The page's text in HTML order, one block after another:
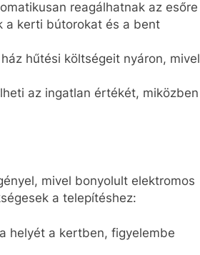
reagálhatnak az esőre
a kerti bútorokat és a bent
hűtési költségeit nyáron, mivel
az ingatlan értékét, miközben
mivel bonyolult elektromos
a telepítéshez:
helyét a kertben, figyelembe